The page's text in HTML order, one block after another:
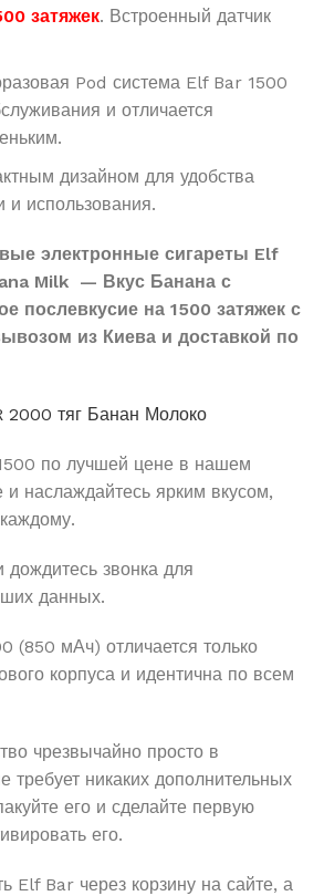
затяжек. Встроенный датчик
Pod система Elf Bar 1500
и отличается
дизайном для удобства
и использования.
электронные сигареты Elf
Milk — Вкус Банана с
послевкусие на 1500 затяжек с
из Киева и доставкой по
2000 тяг Банан Молоко
по лучшей цене в нашем
и наслаждайтесь ярким вкусом,
дождитесь звонка для
данных.
(850 мАч) отличается только
корпуса и идентична по всем
чрезвычайно просто в
требует никаких дополнительных
его и сделайте первую
его.
Elf Bar через корзину на сайте, а